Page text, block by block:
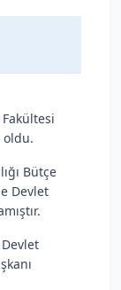
oldu.
Bütçe
Devlet